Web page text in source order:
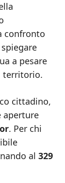
confronto
a pesare
territorio.
cittadino,
aperture
. Per chi
al 329